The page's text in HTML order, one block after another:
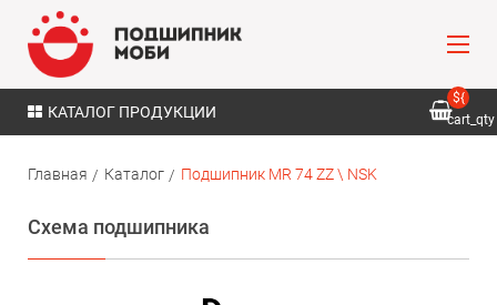
КАТАЛОГ ПРОДУКЦИИ
${
cart_qty
Главная Каталог Подшипник MR 74 ZZ \ NSK
Схема подшипника